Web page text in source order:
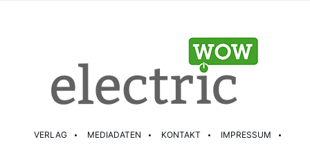
VERLAG MEDIADATEN KONTAKT
IMPRESSUM